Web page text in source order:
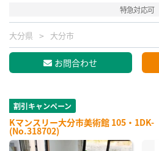
特急対応可
大分県 大分市
お問合わせ
割引キャンペーン
Kマンスリー大分市美術館 105・1DK-
(No.318702)